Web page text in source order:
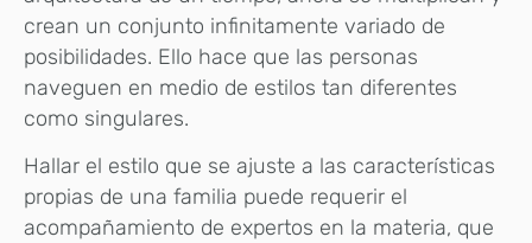
crean un conjunto infinitamente variado de
posibilidades. Ello hace que las personas
naveguen en medio de estilos tan diferentes
como singulares.
Hallar el estilo que se ajuste a las características
propias de una familia puede requerir el
acompañamiento de expertos en la materia, que